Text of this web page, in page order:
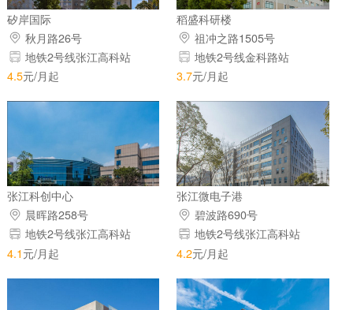
矽岸国际
秋月路26号
地铁2号线张江高科站
4.5元/月起
稻盛科研楼
祖冲之路1505号
地铁2号线金科路站
3.7元/月起
张江科创中心
晨晖路258号
地铁2号线张江高科站
4.1 元/月起
张江微电子港
碧波路690号
地铁2号线张江高科站
4.2元/月起